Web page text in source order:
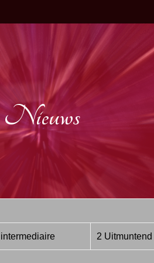
Nieuws
intermediaire 2 Uitmuntend